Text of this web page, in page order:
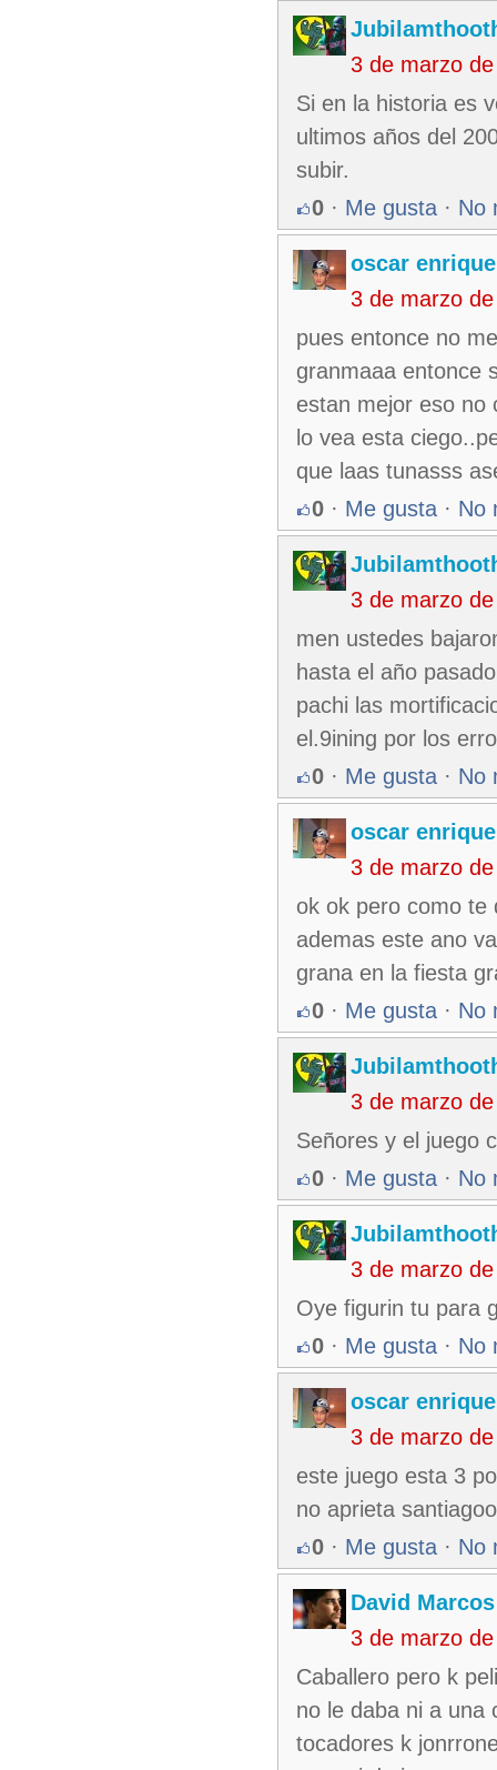
3 de marzo
Si en la historia es
ultimos años del
subir.
0 · Me gusta · No
oscar enrique
3 de marzo
pues entonce no
granmaaa entonce
estan mejor eso no
lo vea esta
que laas tunasss
0 · Me gusta · No
3 de marzo
men ustedes
hasta el año
pachi las
el.9ining por los
0 · Me gusta · No
oscar enrique
3 de marzo
ok ok pero como te
ademas este ano
grana en la fiesta
0 · Me gusta · No
3 de marzo
Señores y el juego
0 · Me gusta · No
3 de marzo
Oye figurin tu para
0 · Me gusta · No
oscar enrique
3 de marzo
este juego esta 3
no aprieta
0 · Me gusta · No
David Marcos
3 de marzo
Caballero pero k
no le daba ni a una
tocadores k